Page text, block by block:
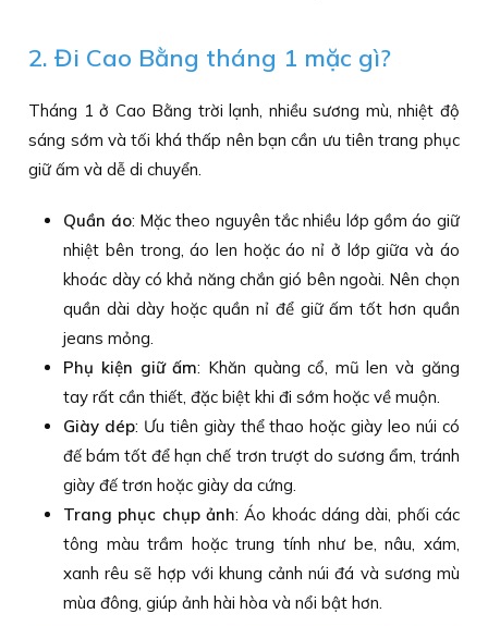
2. Đi Cao Bằng tháng 1 mặc gì?
Tháng 1 ở Cao Bằng trời lạnh, nhiều sương mù, nhiệt độ
sáng sớm và tối khá thấp nên bạn cần ưu tiên trang phục
giữ ấm và dễ di chuyển.
Quần áo: Mặc theo nguyên tắc nhiều lớp gồm áo giữ
nhiệt bên trong, áo len hoặc áo nỉ ở lớp giữa và áo
khoác dày có khả năng chắn gió bên ngoài. Nên chọn
quần dài dày hoặc quần nỉ để giữ ấm tốt hơn quần
jeans mỏng.
Phụ kiện giữ ấm: Khăn quàng cổ, mũ len và găng
tay rất cần thiết, đặc biệt khi đi sớm hoặc về muộn.
Giày dép: Ưu tiên giày thể thao hoặc giày leo núi có
đế bám tốt để hạn chế trơn trượt do sương ẩm, tránh
giày đế trơn hoặc giày da cứng.
Trang phục chụp ảnh: Áo khoác dáng dài, phối các
tông màu trầm hoặc trung tính như be, nâu, xám,
xanh rêu sẽ hợp với khung cảnh núi đá và sương mù
mùa đông, giúp ảnh hài hòa và nổi bật hơn.